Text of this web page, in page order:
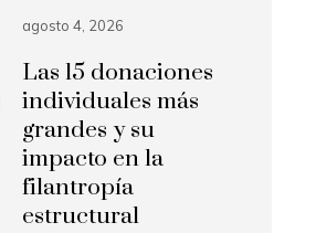
agosto 4, 2026
Las 15 donaciones
individuales más
grandes y su
impacto en la
filantropía
estructural